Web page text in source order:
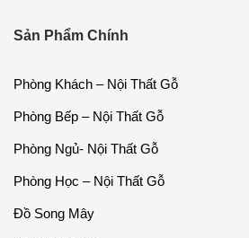
Sản Phẩm Chính
Phòng Khách – Nội Thất Gỗ
Phòng Bếp – Nội Thất Gỗ
Phòng Ngủ- Nội Thất Gỗ
Phòng Học – Nội Thất Gỗ
Đồ Song Mây